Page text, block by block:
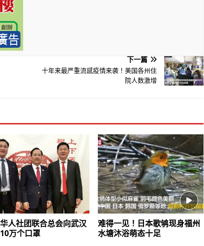
下一篇
十年来最严重流感疫情来袭！美国各州住
院人数激增
人社团联合总会向武汉
万个口罩
难得一见！日本歌鸲现身福州
水塘沐浴萌态十足